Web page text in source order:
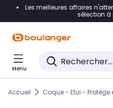
Accéder directement à la
Accéder directement au
Accéder directement au
Les meilleures affaires
sélection à
Menu
Accueil Coque - Etui - Protège